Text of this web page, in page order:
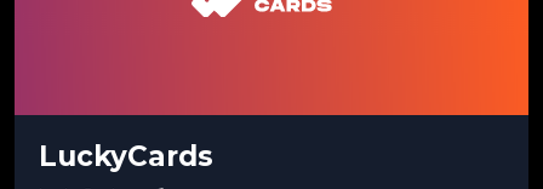
LuckyCards